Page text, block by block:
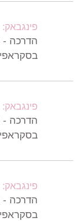
פינגבאק:
הדרכה -
בסקראפיקניק
פינגבאק:
הדרכה -
בסקראפיקניק
פינגבאק:
הדרכה -
בסקראפיקניק סתיו